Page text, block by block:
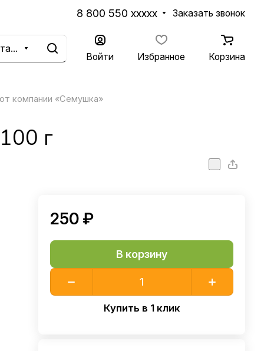
8 800 550 xxxxx Заказать звонок
Каталог
Войти Избранное Корзина
компании «Семушка»
г
250 ₽
В корзину
Купить в 1 клик